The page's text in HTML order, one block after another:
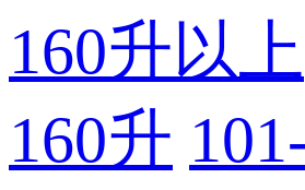
160升以上
160升